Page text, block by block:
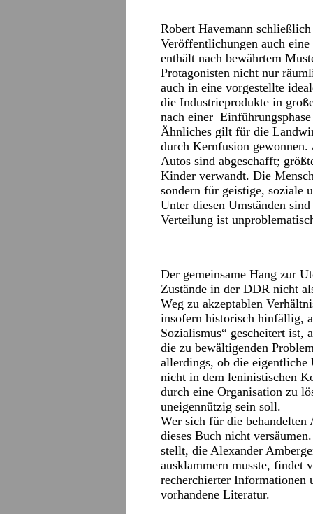
Robert Havemann
Veröffentlichungen auch
enthält nach bewährtem
Protagonisten nicht nur
auch in eine vorgestellte
die Industrieprodukte in
nach einer
Ähnliches gilt für die
durch Kernfusion
Autos sind abgeschafft;
Kinder verwandt. Die
sondern für geistige, soziale
Unter diesen Umständen
Verteilung ist
Der gemeinsame Hang zur
Zustände in der DDR nicht
Weg zu akzeptablen
insofern historisch hinfällig,
Sozialismus“ gescheitert ist,
die zu bewältigenden
allerdings, ob die eigentliche
nicht in dem leninistischen
durch eine Organisation zu
uneigennützig sein soll.
Wer sich für die
dieses Buch nicht
stellt, die Alexander
ausklammern musste, findet
recherchierter Informationen
vorhandene Literatur.